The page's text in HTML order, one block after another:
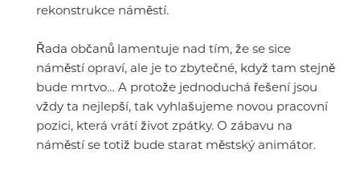
rekonstrukce náměstí.
Řada občanů lamentuje nad tím, že se sice
náměstí opraví, ale je to zbytečné, když tam stejně
bude mrtvo… A protože jednoduchá řešení jsou
vždy ta nejlepší, tak vyhlašujeme novou pracovní
pozici, která vrátí život zpátky. O zábavu na
náměstí se totiž bude starat městský animátor.